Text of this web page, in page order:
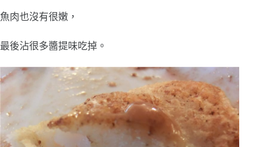
魚肉也沒有很嫩，
最後沾很多醬提味吃掉。